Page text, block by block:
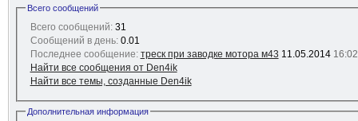
Всего сообщений
Всего сообщений:31
Сообщений в день:0.01
Последнее сообщение: треск при заводке мотора м43 11.05.2014 16:02
Найти все сообщения от Den4ik
Найти все темы, созданные Den4ik
Дополнительная информация